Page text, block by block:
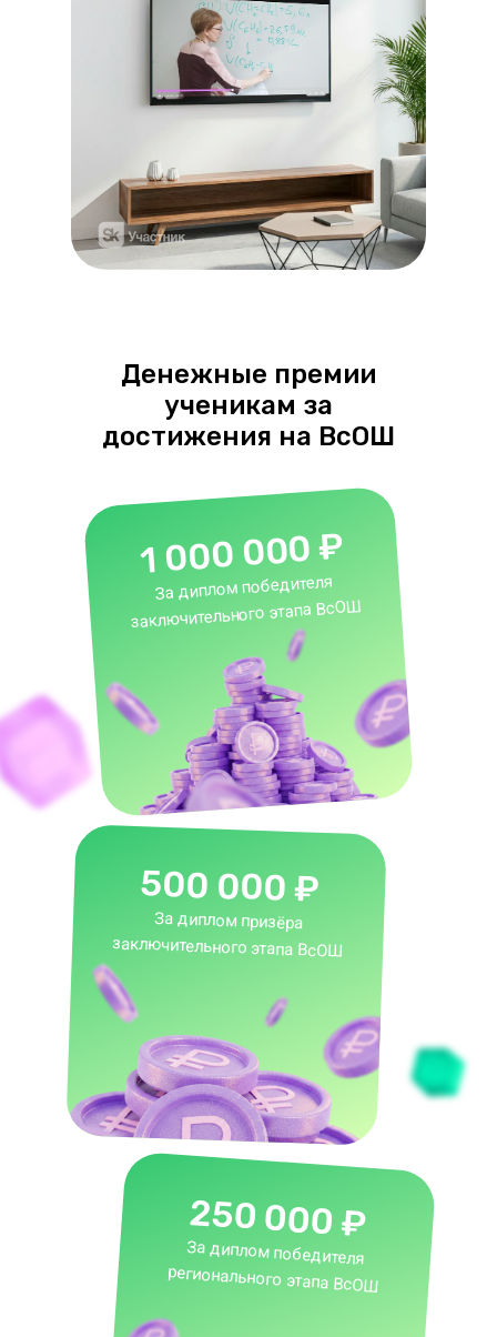
Денежные премии
ученикам за
достижения на ВсОШ
250 000 ₽
За диплом победителя
регионального этапа ВсОШ
500 000 ₽
За диплом призёра
заключительного этапа ВсОШ
1 000 000 ₽
За диплом победителя
заключительного этапа ВсОШ